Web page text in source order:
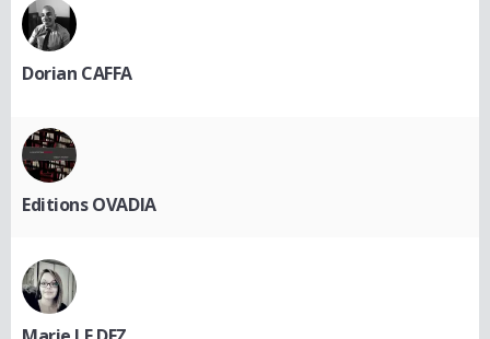
Dorian CAFFA
Editions OVADIA